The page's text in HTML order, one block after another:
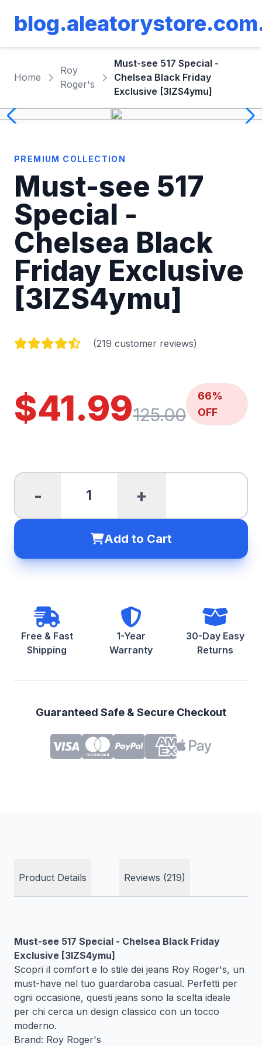
Home
Roy
Roger's
Must-see 517 Special -
Chelsea Black Friday
Exclusive [3lZS4ymu]
PREMIUM COLLECTION
Must-see 517
Special -
Chelsea Black
Friday Exclusive
[3lZS4ymu]
(219 customer reviews)
$41.99125.00
66%
OFF
- +
Add to Cart
Free & Fast
Shipping
1-Year
Warranty
30-Day Easy
Returns
Guaranteed Safe & Secure Checkout
Product Details Reviews (219)
Must-see 517 Special - Chelsea Black Friday
Exclusive [3lZS4ymu]
Scopri il comfort e lo stile dei jeans Roy Roger's, un
must-have nel tuo guardaroba casual. Perfetti per
ogni occasione, questi jeans sono la scelta ideale
per chi cerca un design classico con un tocco
moderno.
Brand: Roy Roger's